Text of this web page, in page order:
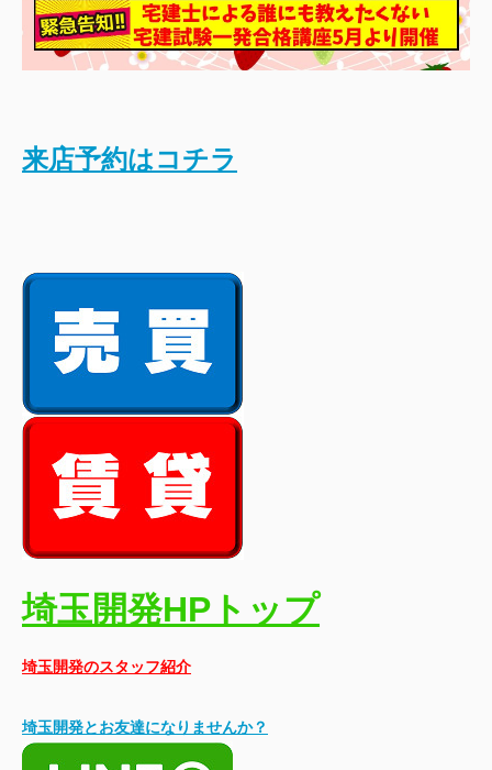
来店予約はコチラ
埼玉開発HPトップ
埼玉開発のスタッフ紹介
埼玉開発とお友達になりませんか？